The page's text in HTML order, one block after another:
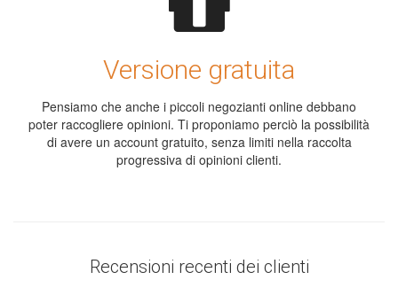
Versione gratuita
Pensiamo che anche i piccoli negozianti online debbano
poter raccogliere opinioni. Ti proponiamo perciò la possibilità
di avere un account gratuito, senza limiti nella raccolta
progressiva di opinioni clienti.
Recensioni recenti dei clienti